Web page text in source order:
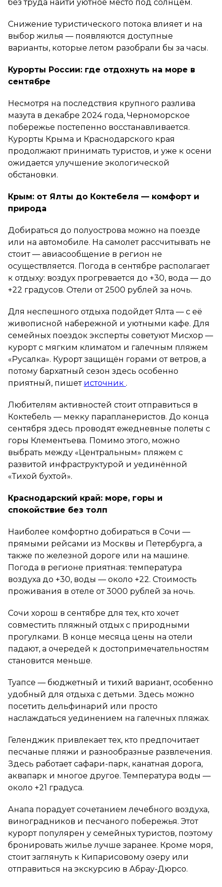
без труда найти уютное место под солнцем.
Снижение туристического потока влияет и на
выбор жилья — появляются доступные
варианты, которые летом разобрали бы за часы.
Курорты России: где отдохнуть на море в
сентябре
Несмотря на последствия крупного разлива
мазута в декабре 2024 года, Черноморское
побережье постепенно восстанавливается.
Курорты Крыма и Краснодарского края
продолжают принимать туристов, и уже к осени
ожидается улучшение экологической
обстановки.
Крым: от Ялты до Коктебеля — комфорт и
природа
Добираться до полуострова можно на поезде
или на автомобиле. На самолет рассчитывать не
стоит — авиасообщение в регион не
осуществляется. Погода в сентябре располагает
к отдыху: воздух прогревается до +30, вода — до
+22 градусов. Отели от 2500 рублей за ночь.
Для неспешного отдыха подойдет Ялта — с её
живописной набережной и уютными кафе. Для
семейных поездок эксперты советуют Мисхор —
курорт с мягким климатом и галечным пляжем
«Русалка». Курорт защищён горами от ветров, а
потому бархатный сезон здесь особенно
приятный, пишет источник .
Любителям активностей стоит отправиться в
Коктебель — мекку парапланеристов. До конца
сентября здесь проводят ежедневные полеты с
горы Клементьева. Помимо этого, можно
выбрать между «Центральным» пляжем с
развитой инфраструктурой и уединённой
«Тихой бухтой».
Краснодарский край: море, горы и
спокойствие без толп
Наиболее комфортно добираться в Сочи —
прямыми рейсами из Москвы и Петербурга, а
также по железной дороге или на машине.
Погода в регионе приятная: температура
воздуха до +30, воды — около +22. Стоимость
проживания в отеле от 3000 рублей за ночь.
Сочи хорош в сентябре для тех, кто хочет
совместить пляжный отдых с природными
прогулками. В конце месяца цены на отели
падают, а очередей к достопримечательностям
становится меньше.
Туапсе — бюджетный и тихий вариант, особенно
удобный для отдыха с детьми. Здесь можно
посетить дельфинарий или просто
наслаждаться уединением на галечных пляжах.
Геленджик привлекает тех, кто предпочитает
песчаные пляжи и разнообразные развлечения.
Здесь работает сафари-парк, канатная дорога,
аквапарк и многое другое. Температура воды —
около +21 градуса.
Анапа порадует сочетанием лечебного воздуха,
виноградников и песчаного побережья. Этот
курорт популярен у семейных туристов, поэтому
бронировать жилье лучше заранее. Кроме моря,
стоит заглянуть к Кипарисовому озеру или
отправиться на экскурсию в Абрау-Дюрсо.